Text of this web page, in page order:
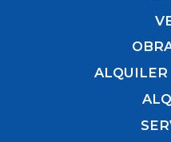
ALQUILER